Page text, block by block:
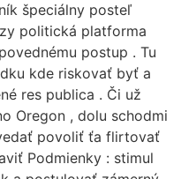
špeciálny posteľ
politická platforma
postup . Tu
kde riskovať byť a
res publica . Či už
Oregon , dolu schodmi
povoliť ťa flirtovať
Podmienky : stimul